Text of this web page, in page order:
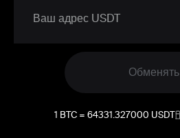
Обменять
1 BTC = 64331.327000 USDT